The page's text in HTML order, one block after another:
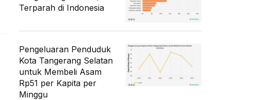
Terparah di Indonesia
Pengeluaran Penduduk
Kota Tangerang Selatan
untuk Membeli Asam
Rp51 per Kapita per
Minggu